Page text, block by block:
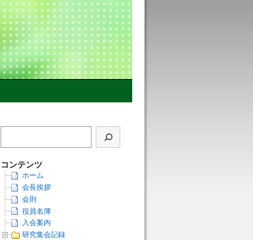
コンテンツ
ホーム
会長挨拶
会則
役員名簿
入会案内
研究集会記録